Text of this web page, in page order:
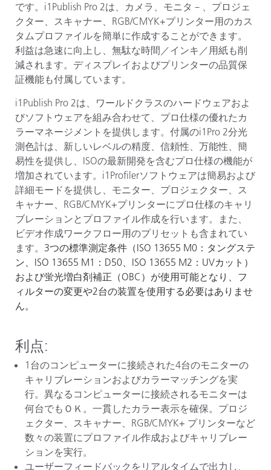
です。 i1Publish Pro 2は、カメラ、モニタ－、プロジェ
クター、スキャナー、 RGB/CMYK+プリンター用のカス
タムプロファイルを簡単に作成することができます。
利益は急速に向上し、無駄な時間／インキ／用紙も削
減されます。ディスプレイおよびプリンターの品質保
証機能も付属しています。
i1Publish Pro 2は、ワールドクラスのハードウェアおよ
びソフトウェアを組み合わせて、プロ仕様の優れたカ
ラーマネージメントを提供します。付属のi1Pro 2分光
測色計は、新しいレベルの精度、信頼性、万能性、簡
易性を提供し、 ISOの最新開発を含むプロ仕様の機能が
増加されています。 i1Profilerソフトウェアは簡易および
詳細モードを提供し、モニター、プロジェクター、ス
キャナー、 RGB/CMYK+プリンターにプロ仕様のキャリ
ブレーションとプロファイル作成を行います。また、
ビデオ作成ワークフロー用のプリセットも含まれてい
ます。 3つの標準測定条件（ISO 13655 M0：タングステ
ン、ISO 13655 M1：D50、ISO 13655 M2：UVカット）
および蛍光増白剤補正（OBC）が使用可能となり、フ
ィルターの変更や2台の装置を使用する必要はありませ
ん。
利点:
1 台のコンピューターに接続された4台のモニターの
キャリブレーションおよびカラーマッチングを実
行。異なるコンピューターに接続されるモニターは
何台でもＯＫ。一貫したカラー表示を確保。プロジ
ェクター、スキャナー、 RGB/CMYK+ プリンターなど
数々の装置にプロファイル作成およびキャリブレー
ションを実行。
ユーザーフィードバックをリアルタイムで出力し、